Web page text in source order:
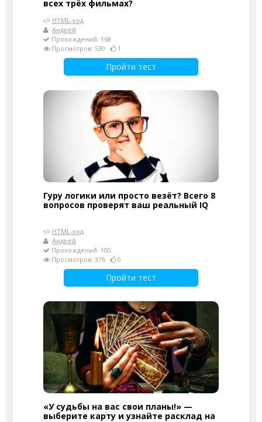
всех трёх фильмах?
HTML-код
Андрей
Прохождений: 168
Просмотров: 530
1
Пройти тест
Гуру логики или просто везёт? Всего 8
вопросов проверят ваш реальный IQ
HTML-код
Андрей
Прохождений: 100
Просмотров: 376
0
Пройти тест
«У судьбы на вас свои планы!» —
выберите карту и узнайте расклад на